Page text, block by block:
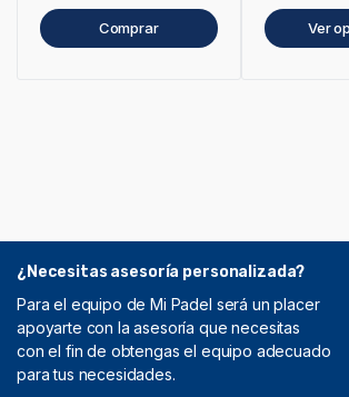
Comprar Ver
¿Necesitas asesoría personalizada?
Para el equipo de Mi Padel será un placer
apoyarte con la asesoría que necesitas
con el fin de obtengas el equipo adecuado
para tus necesidades.